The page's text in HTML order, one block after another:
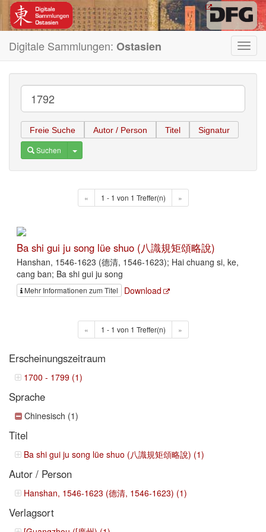
Digitale Sammlungen: Ostasien
Freie Suche Autor / Person Titel Signatur
Suchen Toggle Dropdown
« 1 - 1 von 1 Treffer(n) »
Ba shi gui ju song lüe shuo (八識規矩頌略說)
Hanshan, 1546-1623 (德清, 1546-1623); Hai chuang si, ke,
cang ban; Ba shi gui ju song
Mehr Informationen zum Titel Download
« 1 - 1 von 1 Treffer(n) »
Erscheinungszeitraum
1700 - 1799 (1)
Sprache
Chinesisch (1)
Titel
Ba shi gui ju song lüe shuo (八識規矩頌略說) (1)
Autor / Person
Hanshan, 1546-1623 (德清, 1546-1623) (1)
Verlagsort